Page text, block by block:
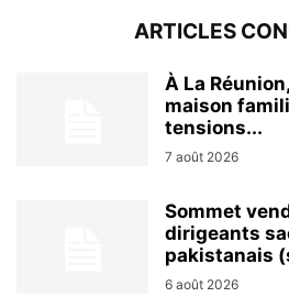
ARTICLES
À La
maison
tensions...
7 août 2026
Sommet
dirigeants
pakistanais
6 août 2026